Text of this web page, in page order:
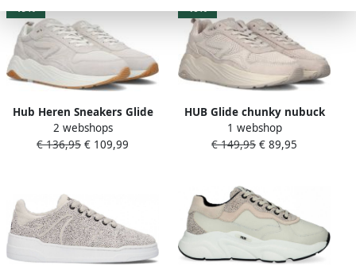
19%
Hub Heren Sneakers Glide
S43 Ltbone offwhite Beige
2 webshops
€ 136,95 € 109,99
40%
HUB Glide chunky nubuck
sneakers beige
1 webshop
€ 149,95 € 89,95